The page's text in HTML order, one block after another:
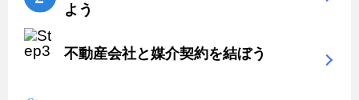
よう
不動産会社と媒介契約を結ぼう